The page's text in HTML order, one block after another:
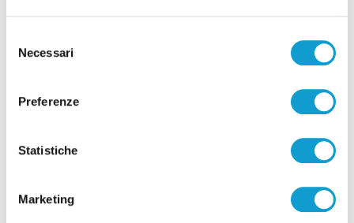
delNecessari
Preferenze
Statistiche
Marketing